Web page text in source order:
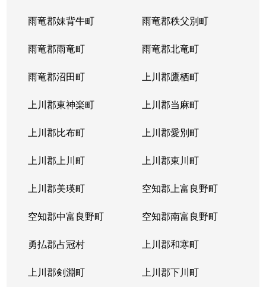
雨竜郡妹背牛町 雨竜郡秩父別町
雨竜郡雨竜町 雨竜郡北竜町
雨竜郡沼田町 上川郡鷹栖町
上川郡東神楽町 上川郡当麻町
上川郡比布町 上川郡愛別町
上川郡上川町 上川郡東川町
上川郡美瑛町 空知郡上富良野町
空知郡中富良野町 空知郡南富良野町
勇払郡占冠村 上川郡和寒町
上川郡剣淵町 上川郡下川町